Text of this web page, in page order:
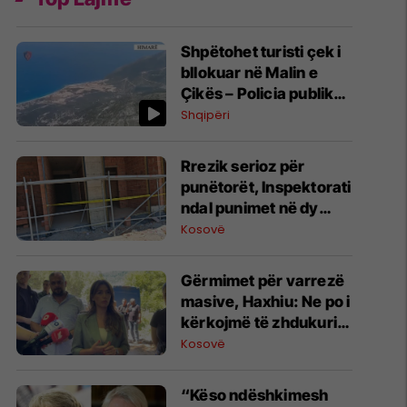
Shpëtohet turisti çek i
bllokuar në Malin e
Çikës – Policia publikon
pamje nga operacioni
shpëtimit
Shqipëri
Rrezik serioz për
punëtorët, Inspektorati
ndal punimet në dy
kantiere në Podujevë e
Kosovë
Gërmimet për varrezë
masive, ​Haxhiu: Ne po i
kërkojmë të zhdukurit,
Vuçiq vazhdon t’i
Kosovë
“Këso ndëshkimesh